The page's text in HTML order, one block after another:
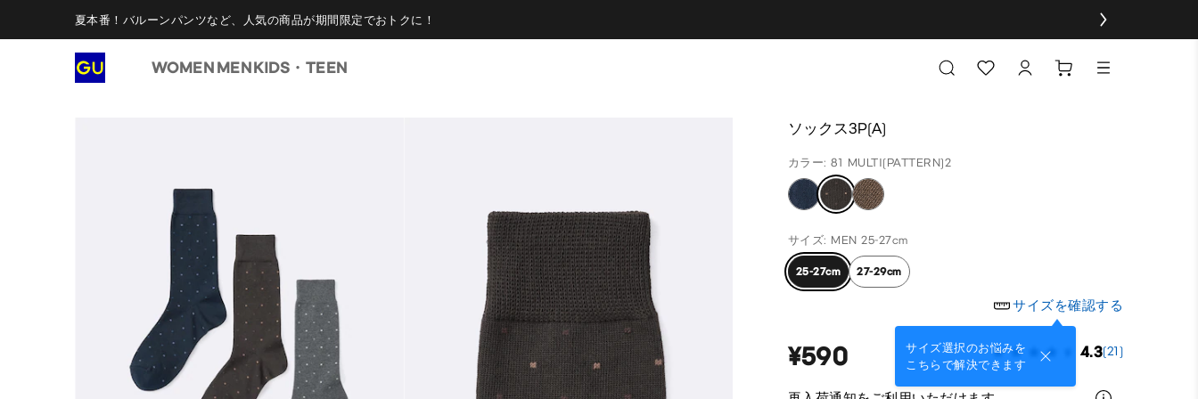
夏本番！バルーンパンツなど、人気の商品が期間限定でおトクに！
WOMEN MENKIDS・TEEN
ソックス3P(A)
カラー: 81 MULTI(PATTERN)2
サイズ: MEN 25-27cm
25-27cm 27-29cm
サイズを確認する
サイズ選択のお悩みを
こちらで解決できます
¥590 4.3(21)